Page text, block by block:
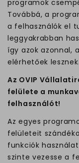
programok
Továbbá, a
a felhasználók el
leggyakrabban
így azok azonnal,
elérhetőek lesznek.
Az OVIP
felülete a
felhasználót!
Az egyes
felületeit
funkciók
szinte vezesse a